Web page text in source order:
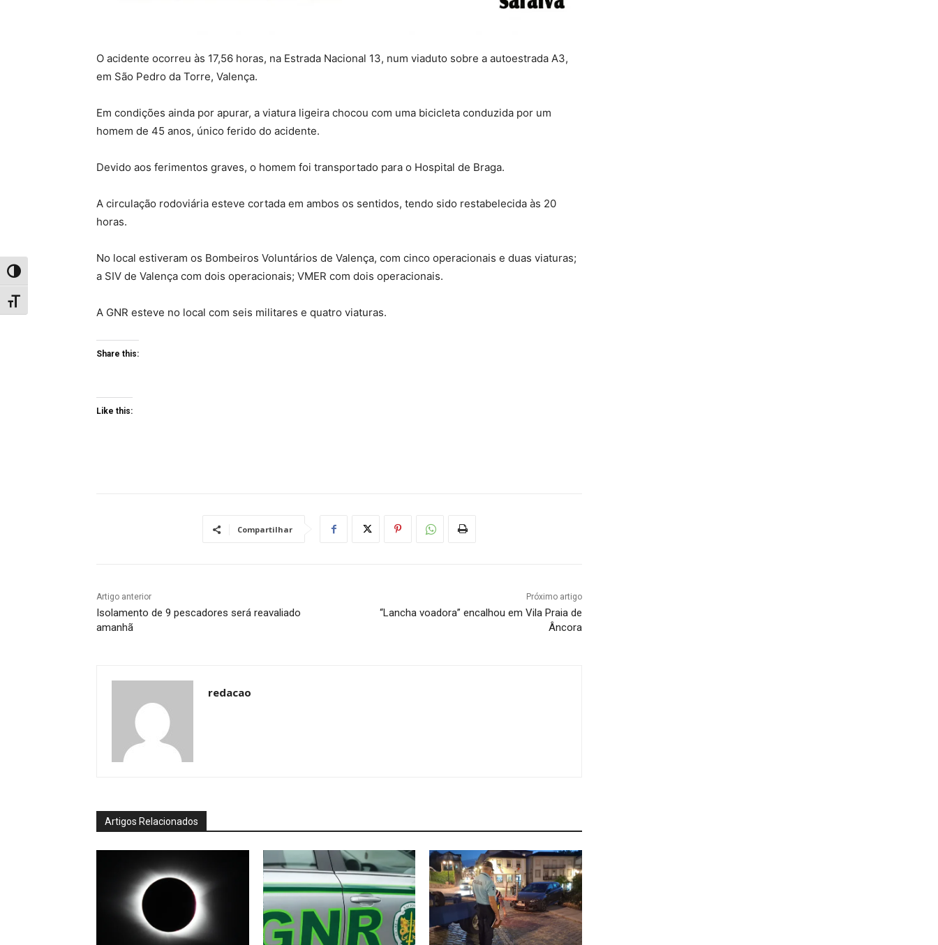
Toggle High Contrast
Toggle Font size
O acidente ocorreu às 17,56 horas, na Estrada Nacional 13, num viaduto sobre a autoestrada A3,
em São Pedro da Torre, Valença.
Em condições ainda por apurar, a viatura ligeira chocou com uma bicicleta conduzida por um
homem de 45 anos, único ferido do acidente.
Devido aos ferimentos graves, o homem foi transportado para o Hospital de Braga.
A circulação rodoviária esteve cortada em ambos os sentidos, tendo sido restabelecida às 20
horas.
No local estiveram os Bombeiros Voluntários de Valença, com cinco operacionais e duas viaturas;
a SIV de Valença com dois operacionais; VMER com dois operacionais.
A GNR esteve no local com seis militares e quatro viaturas.
Share this:
Like this:
Compartilhar
Artigo anterior
Isolamento de 9 pescadores será reavaliado
amanhã
Próximo artigo
“Lancha voadora” encalhou em Vila Praia de
Âncora
redacao
Artigos Relacionados